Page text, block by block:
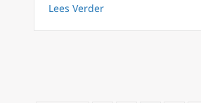
Lees Verderabout Kardinaal